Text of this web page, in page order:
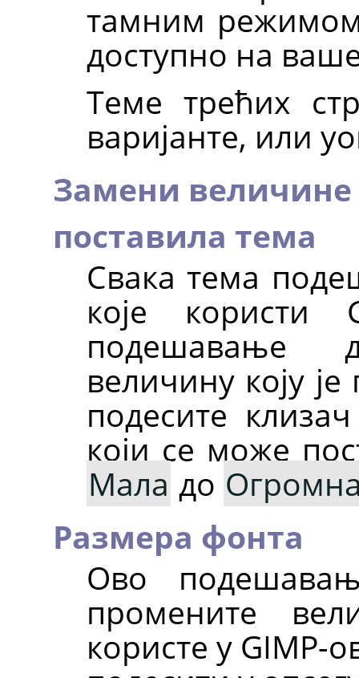
тамним
доступно на
Теме трећих
варијанте, или
Замени величине
поставила тема
Свака тема
које користи
подешавање
величину коју
подесите
који се може
Мала до
Размера фонта
Ово
промените
користе у GIMP-